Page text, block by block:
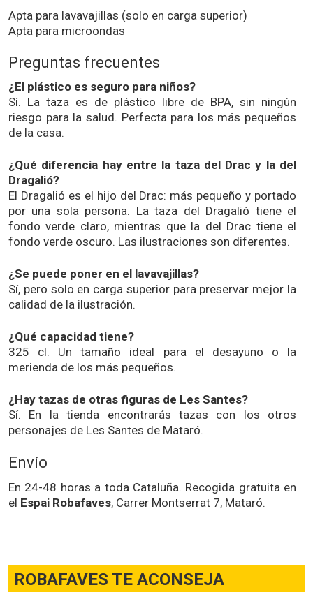
Apta para lavavajillas (solo en carga superior)
Apta para microondas
Preguntas frecuentes
¿El plástico es seguro para niños?
Sí. La taza es de plástico libre de BPA, sin ningún
riesgo para la salud. Perfecta para los más pequeños
de la casa.
¿Qué diferencia hay entre la taza del Drac y la del
Dragalió?
El Dragalió es el hijo del Drac: más pequeño y portado
por una sola persona. La taza del Dragalió tiene el
fondo verde claro, mientras que la del Drac tiene el
fondo verde oscuro. Las ilustraciones son diferentes.
¿Se puede poner en el lavavajillas?
Sí, pero solo en carga superior para preservar mejor la
calidad de la ilustración.
¿Qué capacidad tiene?
325 cl. Un tamaño ideal para el desayuno o la
merienda de los más pequeños.
¿Hay tazas de otras figuras de Les Santes?
Sí. En la tienda encontrarás tazas con los otros
personajes de Les Santes de Mataró.
Envío
En 24-48 horas a toda Cataluña. Recogida gratuita en
el Espai Robafaves, Carrer Montserrat 7, Mataró.
ROBAFAVES TE ACONSEJA